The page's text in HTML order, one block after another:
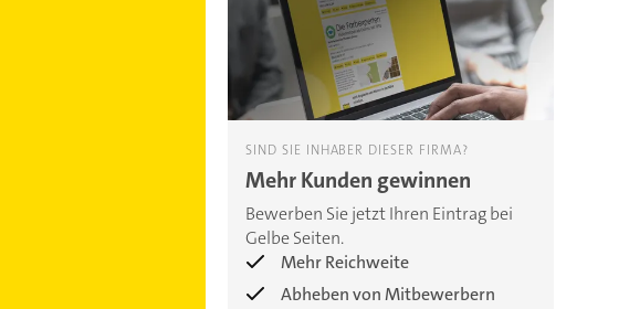
SIND SIE INHABER DIESER FIRMA?
Mehr Kunden gewinnen
Bewerben Sie jetzt Ihren Eintrag bei
Gelbe Seiten.
Mehr Reichweite
Abheben von Mitbewerbern